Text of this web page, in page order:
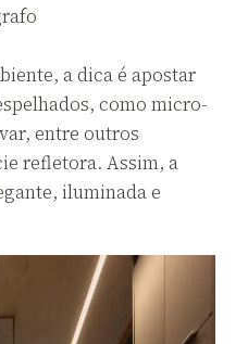
a dica é apostar
como micro-
entre outros
refletora. Assim, a
iluminada e